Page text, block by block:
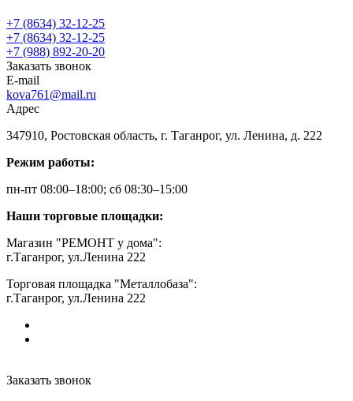
+7 (8634) 32-12-25
+7 (8634) 32-12-25
+7 (988) 892-20-20
Заказать звонок
E-mail
kova761@mail.ru
Адрес
347910, Ростовская область, г. Таганрог, ул. Ленина, д. 222
Режим работы:
пн-пт 08:00–18:00; сб 08:30–15:00
Наши торговые площадки:
Магазин "РЕМОНТ у дома":
г.Таганрог, ул.Ленина 222
Торговая площадка "Металлобаза":
г.Таганрог, ул.Ленина 222
Заказать звонок